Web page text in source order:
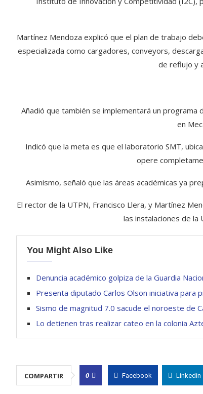
Martínez Mendoza explicó que el plan de trabajo
especializada como cargadores, conveyors,
de reflujo y
Añadió que también se implementará un programa
en
Indicó que la meta es que el laboratorio SMT,
opere
Asimismo, señaló que las áreas académicas ya
El rector de la UTPN, Francisco Llera, y Martínez
las instalaciones de la
You Might Also Like
Denuncia académico golpiza de la Guardia
Presenta diputado Carlos Olson iniciativa para
Sismo de magnitud 7.0 sacude el noroeste de
Lo detienen tras realizar cateo en la colonia
COMPARTIR 0 Facebook Linkedin